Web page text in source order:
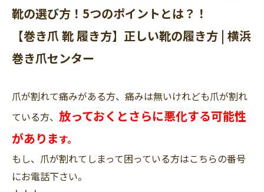
靴の選び方！5つのポイントとは？！
【巻き爪 靴 履き方】正しい靴の履き方 | 横浜
巻き爪センター
爪が割れて痛みがある方、痛みは無いけれども爪が割れ
ている方、 放っておくとさらに悪化する可能性
があります。
もし、爪が割れてしまって困っている方はこちらの番号
にお電話下さい。